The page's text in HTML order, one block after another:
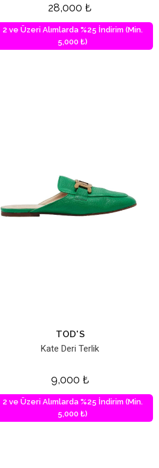
28,000₺
2 ve Üzeri Alımlarda %25 İndirim (Min.
5,000 ₺)
TOD'S
Kate Deri Terlik
9,000 ₺
2 ve Üzeri Alımlarda %25 İndirim (Min.
5,000 ₺)